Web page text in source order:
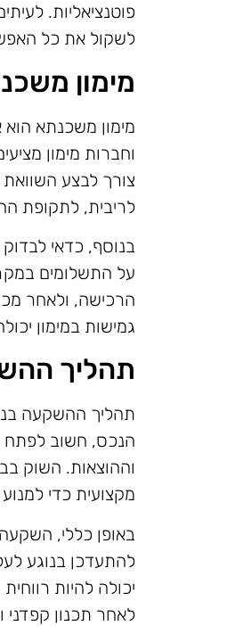
פוטנציאליות.
לשקול את כל
מימון
מימון משכנתא
וחברות מימון
צורך לבצע
לריבית, לתקופת
בנוסף, כדאי
על התשלומים
הרכישה, ולאחר
גמישות במימון
תהליך
תהליך ההשקעה
הנכס, חשוב לפתח
וההוצאות. השוק
מקצועית כדי
באופן כללי,
להתעדכן בנוגע
יכולה להיות
לאחר תכנון קפדני